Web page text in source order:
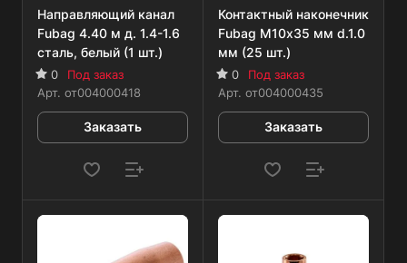
Направляющий канал
Fubag 4.40 м д. 1.4-1.6
сталь, белый (1 шт.)
0
Под заказ
Арт. от004000418
Заказать
Контактный наконечник
Fubag M10х35 мм d.1.0
мм (25 шт.)
0
Под заказ
Арт. от004000435
Заказать